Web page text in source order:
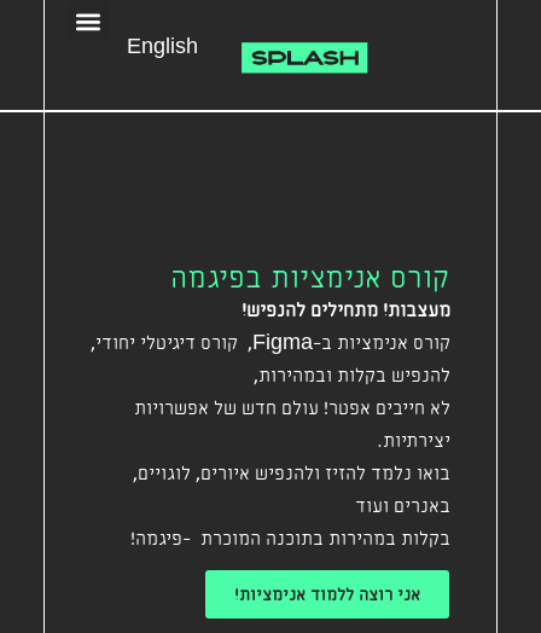
English
קורס אנימציות בפיגמה
מעצבות! מתחילים להנפיש!
קורס אנימציות ב-Figma, קורס דיגיטלי יחודי,
להנפיש בקלות ובמהירות,
לא חייבים אפטר! עולם חדש של אפשרויות
יצירתיות.
בואו נלמד להזיז ולהנפיש איורים, לוגויים,
באנרים ועוד
בקלות במהירות בתוכנה המוכרת -פיגמה!
אני רוצה ללמוד אנימציות!